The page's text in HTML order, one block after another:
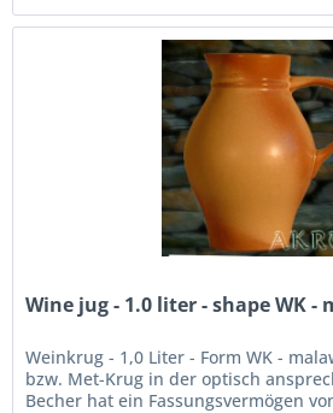
Wine jug - 1.0 liter - shape WK -
Weinkrug - 1,0 Liter - Form WK -
bzw. Met-Krug in der optisch
Becher hat ein Fassungsvermögen